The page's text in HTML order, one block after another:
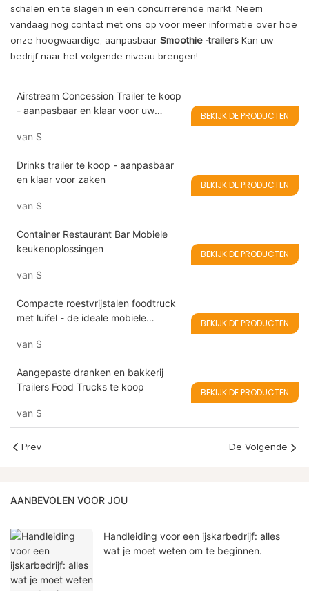
schalen en te slagen in een concurrerende markt. Neem
vandaag nog contact met ons op voor meer informatie over hoe
onze hoogwaardige, aanpasbaar Smoothie -trailers Kan uw
bedrijf naar het volgende niveau brengen!
Airstream Concession Trailer te koop
- aanpasbaar en klaar voor uw
van $
BEKIJK DE PRODUCTEN
Drinks trailer te koop - aanpasbaar
en klaar voor zaken
van $
BEKIJK DE PRODUCTEN
Container Restaurant Bar Mobiele
keukenoplossingen
van $
BEKIJK DE PRODUCTEN
Compacte roestvrijstalen foodtruck
met luifel - de ideale mobiele
van $
BEKIJK DE PRODUCTEN
Aangepaste dranken en bakkerij
Trailers Food Trucks te koop
van $
BEKIJK DE PRODUCTEN
Prev De Volgende
AANBEVOLEN VOOR JOU
Handleiding voor een ijskarbedrijf: alles
wat je moet weten om te beginnen.